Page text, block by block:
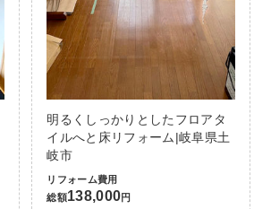
明るくしっかりとしたフロアタ
イルへと床リフォーム|岐阜県土
岐市
リフォーム費用
総額138,000円